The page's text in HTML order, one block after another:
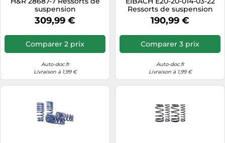
suspension
309,99 €
Comparer 2 prix
Auto-doc.fr
Livraison à 1,99 €
Ressorts de suspension
190,99 €
Comparer 3 prix
Auto-doc.fr
Livraison à 1,99 €